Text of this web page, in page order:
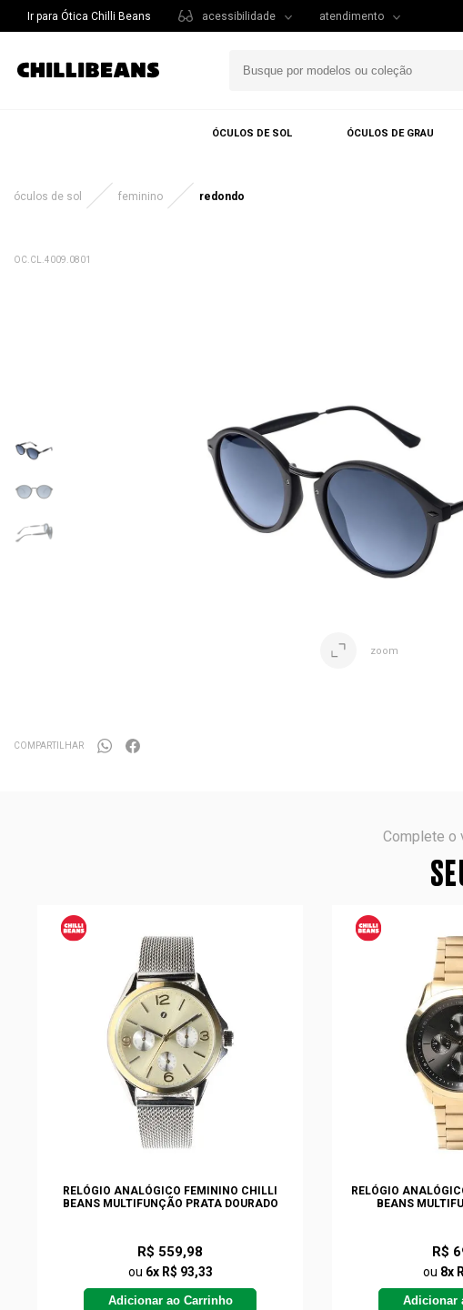
Ir para Ótica Chilli Beans acessibilidade atendimento
ÓCULOS DE SOL ÓCULOS DE GRAU
óculos de sol feminino redondo
OC.CL.4009.0801
zoom
COMPARTILHAR
Complete o
RELÓGIO ANALÓGICO FEMININO CHILLI
BEANS MULTIFUNÇÃO PRATA DOURADO
R$ 559,98
ou 6x R$ 93,33
Adicionar ao Carrinho
RELÓGIO
BEANS
R$
ou 8x
Adicionar